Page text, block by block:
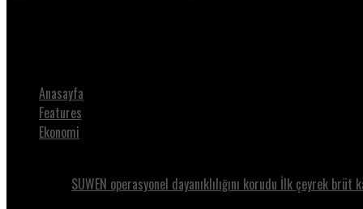
Anasayfa
Features
Ekonomi
SUWEN operasyonel dayanıklılığını korudu İlk çeyrek